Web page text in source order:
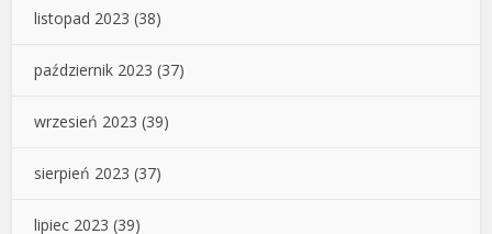
listopad 2023 (38)
październik 2023 (37)
wrzesień 2023 (39)
sierpień 2023 (37)
lipiec 2023 (39)